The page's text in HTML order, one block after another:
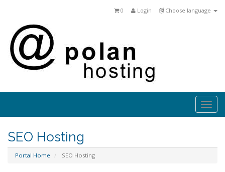
Choose language
Login
0
SEO Hosting
Portal Home SEO Hosting